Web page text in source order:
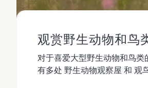
观赏野生动物和鸟
对于喜爱大型野生动物和鸟类
有多处 野生动物观察屋 和 观